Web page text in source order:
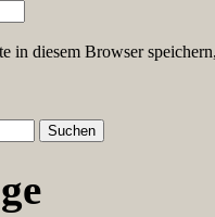
in diesem Browser